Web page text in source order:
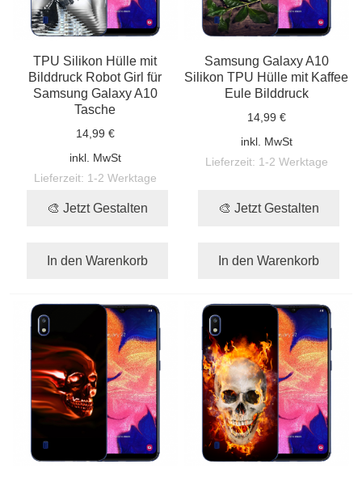
TPU Silikon Hülle mit
Bilddruck Robot Girl für
Samsung Galaxy A10
Tasche
14,99 €
inkl. MwSt
Lieferzeit: 1-2 Werktage
🎨 Jetzt Gestalten
In den Warenkorb
Samsung Galaxy A10
Silikon TPU Hülle mit Kaffee
Eule Bilddruck
14,99 €
inkl. MwSt
Lieferzeit: 1-2 Werktage
🎨 Jetzt Gestalten
In den Warenkorb